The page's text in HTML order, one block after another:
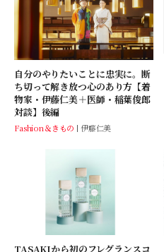
自分のやりたいことに忠実に。断
ち切って解き放つ心のあり方【着
物家・伊藤仁美＋医師・稲葉俊郎
対談】後編
Fashion＆きもの 伊藤仁美
TASAKIから初のフレグランスコ